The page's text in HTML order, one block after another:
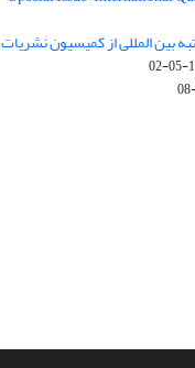
بین المللی از کمیسیون نشریات